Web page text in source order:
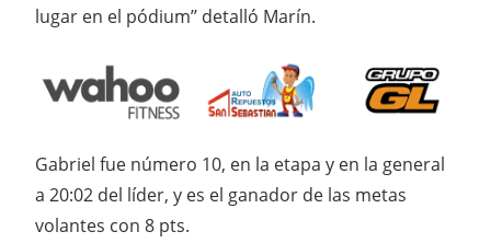
lugar en el pódium’’ detalló Marín.
Gabriel fue número 10, en la etapa y en la general
a 20:02 del líder, y es el ganador de las metas
volantes con 8 pts.